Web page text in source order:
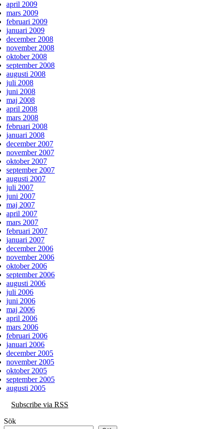
april 2009
mars 2009
februari 2009
januari 2009
december 2008
november 2008
oktober 2008
september 2008
augusti 2008
juli 2008
juni 2008
maj 2008
april 2008
mars 2008
februari 2008
januari 2008
december 2007
november 2007
oktober 2007
september 2007
augusti 2007
juli 2007
juni 2007
maj 2007
april 2007
mars 2007
februari 2007
januari 2007
december 2006
november 2006
oktober 2006
september 2006
augusti 2006
juli 2006
juni 2006
maj 2006
april 2006
mars 2006
februari 2006
januari 2006
december 2005
november 2005
oktober 2005
september 2005
augusti 2005
Subscribe via RSS
Sök